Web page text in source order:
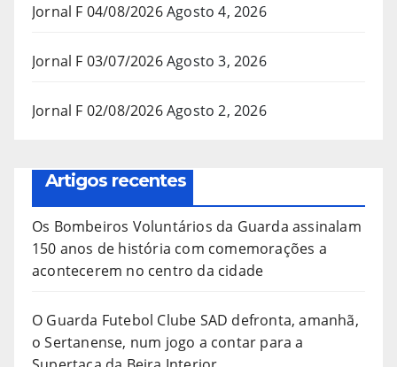
Jornal F 04/08/2026Agosto 4, 2026
Jornal F 03/07/2026Agosto 3, 2026
Jornal F 02/08/2026Agosto 2, 2026
Artigos recentes
Os Bombeiros Voluntários da Guarda assinalam
150 anos de história com comemorações a
acontecerem no centro da cidade
O Guarda Futebol Clube SAD defronta, amanhã,
o Sertanense, num jogo a contar para a